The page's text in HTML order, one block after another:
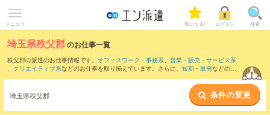
メニュー 気になる! ログイン 検索
埼玉県秩父郡のお仕事一覧
秩父郡の派遣のお仕事情報です。 オフィスワーク・事務系、 営業・販売・サービス系
、 クリエイティブ系などのお仕事を取り揃えています。さらに、 短期 ・ 単発などの期
また、藤岡市・
など隣接エリアのお仕事もご確認い
ただけます。
埼玉県秩父郡 条件の変更